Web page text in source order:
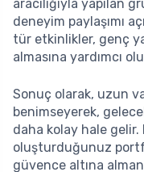
aracılığıyla yapılan
deneyim paylaşımı
tür etkinlikler, genç
almasına yardımcı
Sonuç olarak, uzun
benimseyerek,
daha kolay hale gelir.
oluşturduğunuz
güvence altına